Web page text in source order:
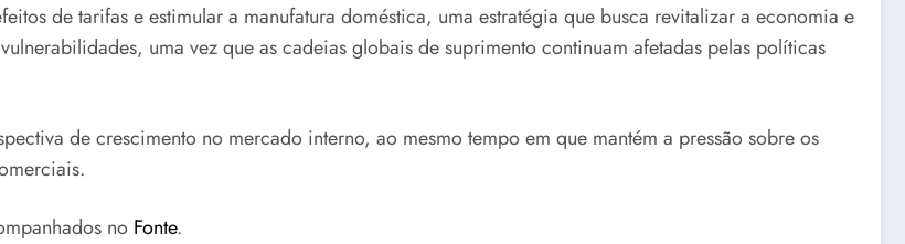
de tarifas e estimular a manufatura doméstica, uma estratégia que busca revitalizar a economia e
uma vez que as cadeias globais de suprimento continuam afetadas pelas políticas
de crescimento no mercado interno, ao mesmo tempo em que mantém a pressão sobre os
no Fonte.